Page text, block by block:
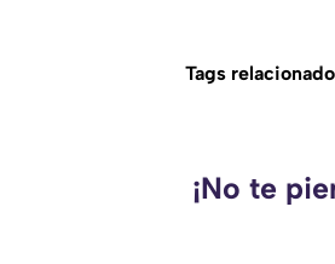
Tags
¡No te